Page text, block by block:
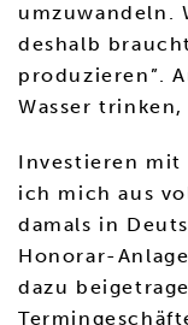
umzuwandeln.
deshalb
produzieren”.
Wasser trinken,
Investieren mit
ich mich aus
damals in
Honorar-
dazu